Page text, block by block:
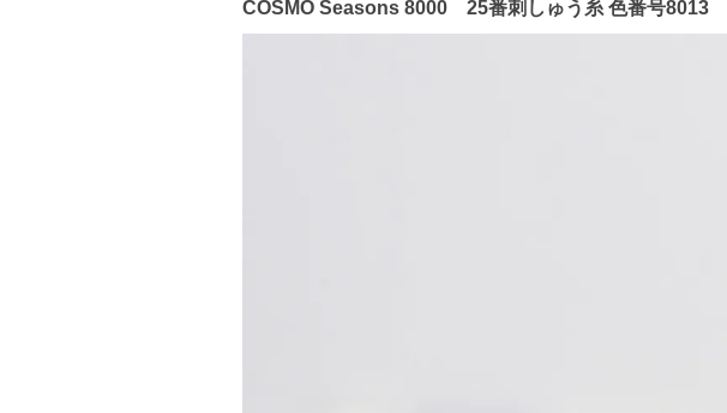
COSMO Seasons 8000 25番刺しゅう糸 色番号8013